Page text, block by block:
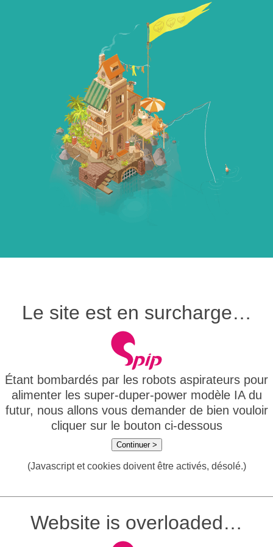
Le site est en surcharge…
Étant bombardés par les robots aspirateurs pour
alimenter les super-duper-power modèle IA du
futur, nous allons vous demander de bien vouloir
cliquer sur le bouton ci-dessous
Continuer >
(Javascript et cookies doivent être activés, désolé.)
Website is overloaded…